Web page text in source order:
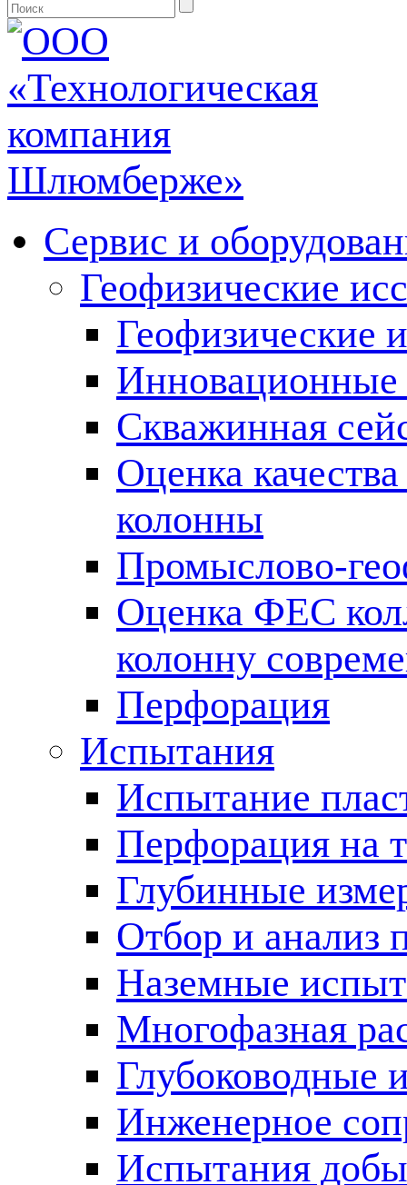
Сервис и
Геофизические
Геофизические
Инновационные
Скважинная
Оценка
колонны
Промыслово-
Оценка ФЕС
колонну
Перфорация
Испытания
Испытание
Перфорация на
Глубинные
Отбор и анализ
Наземные
Многофазная
Глубоководные
Инженерное
Испытания